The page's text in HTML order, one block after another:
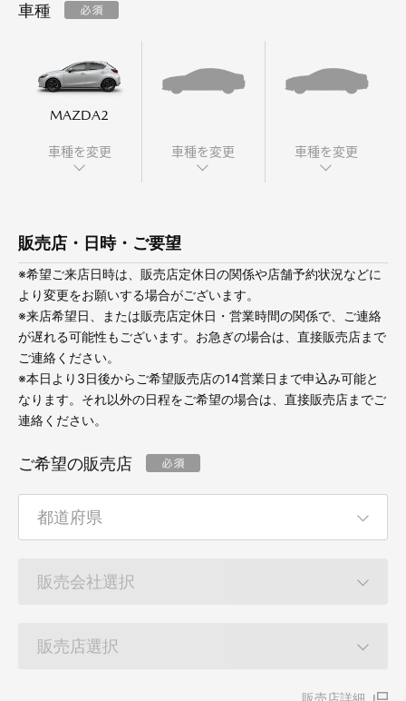
リコール情報
ニュースルーム
企業・IR・採用
車種
MAZDA2
車種を変更 車種を変更 車種を変更
販売店・日時・ご要望
※希望ご来店日時は、販売店定休日の関係や店舗予約状況などに
より変更をお願いする場合がございます。
※来店希望日、または販売店定休日・営業時間の関係で、ご連絡
が遅れる可能性もございます。お急ぎの場合は、直接販売店まで
ご連絡ください。
※本日より3日後からご希望販売店の14営業日まで申込み可能と
なります。それ以外の日程をご希望の場合は、直接販売店までご
連絡ください。
ご希望の販売店